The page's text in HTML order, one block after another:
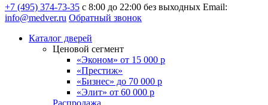
+7 (495) 374-73-35 с 8:00 до 22:00 без выходных Email:
info@medver.ru Обратный звонок
Каталог дверей
Ценовой сегмент
«Эконом» от 15 000 р
«Престиж»
«Бизнес» до 70 000 р
«Элит» от 60 000 р